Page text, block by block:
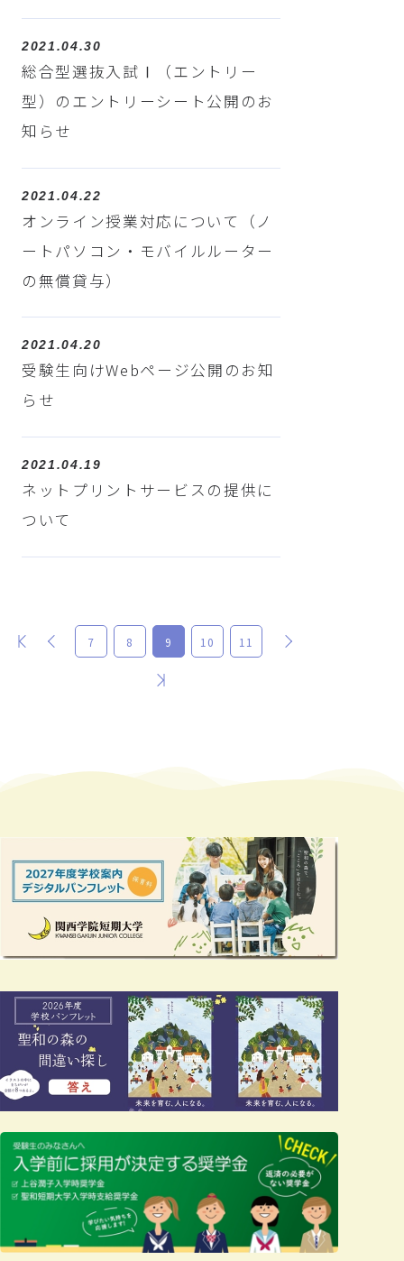
2021.04.30
総合型選抜入試Ⅰ（エントリー
型）のエントリーシート公開のお
知らせ
2021.04.22
オンライン授業対応について（ノ
ートパソコン・モバイルルーター
の無償貸与）
2021.04.20
受験生向けWebページ公開のお知
らせ
2021.04.19
ネットプリントサービスの提供に
ついて
最初 前 7 8 9 10 11
最後